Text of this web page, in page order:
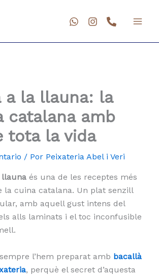
a la llauna: la
catalana amb
tota la vida
/ Por Peixateria Abel i Veri
llaunaés una de les receptes més
la cuina catalana. Un plat senzill
amb aquell gust intens del
alls laminats i el toc inconfusible
l’hem preparat amb bacallà
, perquè el secret d’aquesta